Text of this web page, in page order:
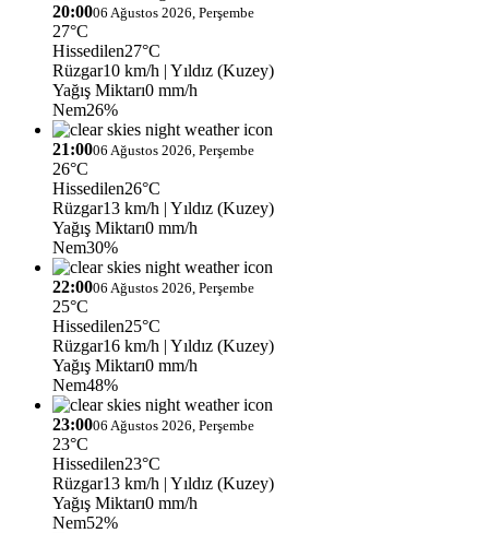
20:0006 Ağustos 2026, Perşembe
27°C
Hissedilen27°C
Rüzgar10 km/h | Yıldız (Kuzey)
Yağış Miktarı0 mm/h
Nem26%
21:0006 Ağustos 2026, Perşembe
26°C
Hissedilen26°C
Rüzgar13 km/h | Yıldız (Kuzey)
Yağış Miktarı0 mm/h
Nem30%
22:0006 Ağustos 2026, Perşembe
25°C
Hissedilen25°C
Rüzgar16 km/h | Yıldız (Kuzey)
Yağış Miktarı0 mm/h
Nem48%
23:0006 Ağustos 2026, Perşembe
23°C
Hissedilen23°C
Rüzgar13 km/h | Yıldız (Kuzey)
Yağış Miktarı0 mm/h
Nem52%